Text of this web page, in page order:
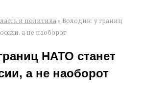
и политика » Володин: у границ
а не наоборот
НАТО станет
а не наоборот